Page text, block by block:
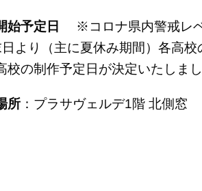
始予定日
※コロナ県内警戒レ
より（主に夏休み期間）各高
の制作予定日が決定いたしま
所 ：プラサヴェルデ1階 北側窓